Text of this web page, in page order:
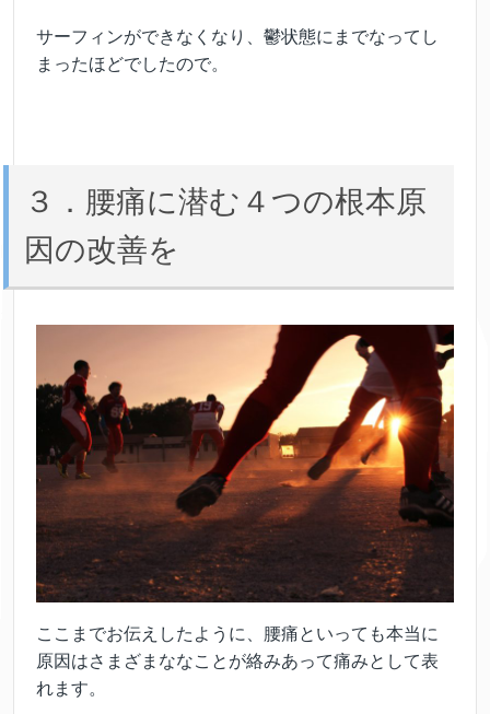
サーフィンができなくなり、鬱状態にまでなってし
まったほどでしたので。
３．腰痛に潜む４つの根本原
因の改善を
ここまでお伝えしたように、腰痛といっても本当に
原因はさまざまななことが絡みあって痛みとして表
れます。